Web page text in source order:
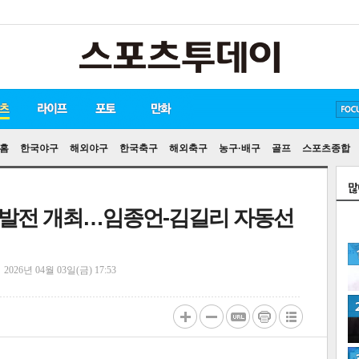
한국야구 해외야구 한국축구 해외축구 농구·배구 골프 스포츠종합
손흥민
유아인
송중기
전 개최…임종언-김길리 자동선
2026년 04월 03일(금) 17:53